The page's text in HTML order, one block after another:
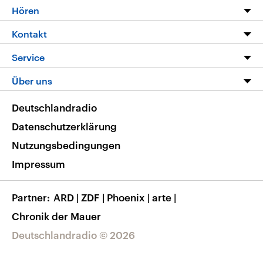
Programm
Die Nachrichten
Nachrichtenleicht
Neue Beiträge auf dlf.de
Hören
Livestream
Podcasts
Deutschlandfunk App
Nachrichten App
Frequenzen
Kontakt
Hörerservice
Service
FAQ
Veranstaltungen
Musikliste
RSS
Über uns
Barrierefreiheit
Deutschlandradio © 2026
Deutschlandradio
Datenschutzerklärung
Nutzungsbedingungen
Impressum
Partner ARD | ZDF | Phoenix | arte |
Chronik der Mauer